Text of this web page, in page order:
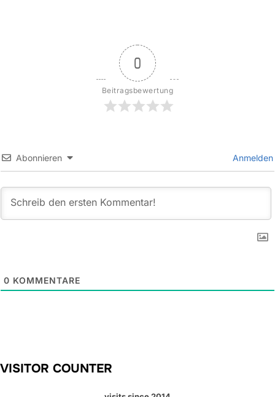
0
Beitragsbewertung
Abonnieren Anmelden
0 KOMMENTARE
VISITOR COUNTER